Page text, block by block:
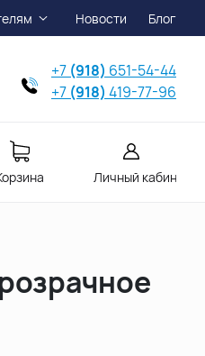
Новости Блог
+7 (918) 651-54-44
+7 (918) 419-77-96
Личный кабинет